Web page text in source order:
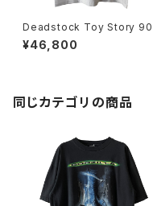
Deadstock Toy Story
The Toys Are Back In
n Movie Promo Tee
¥46,800
同じカテゴリの商品